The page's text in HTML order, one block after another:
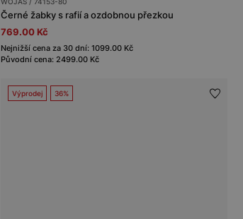
Černé žabky s rafií a ozdobnou přezkou
769.00 Kč
Nejnižší cena za 30 dní: 1099.00 Kč
Původní cena: 2499.00 Kč
Výprodej 36%